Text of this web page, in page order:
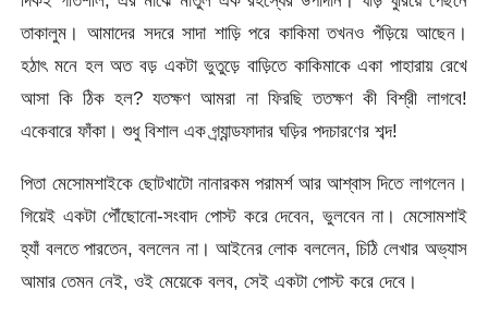
তাকালুম। আমাদের সদরে সাদা শাড়ি পরে কাকিমা তখনও পঁড়িয়ে আছেন।
হঠাৎ মনে হল অত বড় একটা ভুতুড়ে বাড়িতে কাকিমাকে একা পাহারায় রেখে
আসা কি ঠিক হল? যতক্ষণ আমরা না ফিরছি ততক্ষণ কী বিশ্রী লাগবে!
একেবারে ফাঁকা। শুধু বিশাল এক গ্র্যান্ডফাদার ঘড়ির পদচারণের শব্দ!
পিতা মেসোমশাইকে ছোটখাটো নানারকম পরামর্শ আর আশ্বাস দিতে লাগলেন।
গিয়েই একটা পৌঁছোনো-সংবাদ পোস্ট করে দেবেন, ভুলবেন না। মেসোমশাই
হ্যাঁ বলতে পারতেন, বললেন না। আইনের লোক বললেন, চিঠি লেখার অভ্যাস
আমার তেমন নেই, ওই মেয়েকে বলব, সেই একটা পোস্ট করে দেবে।